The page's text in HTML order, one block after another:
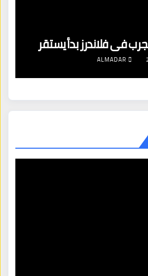
مع أدوية إنقاص الوزن
4 أغسطس، 2026